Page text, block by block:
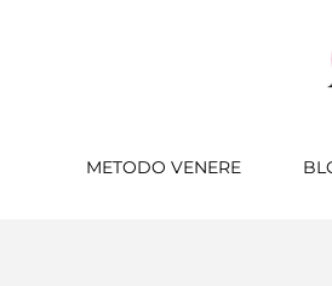
METODO VENERE